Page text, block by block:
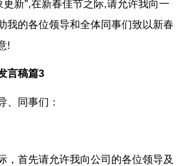
更新”,在新春佳节之际,请允许我向一
我的各位领导和全体同事们致以新春
!
言稿篇3
、同事们：
，首先请允许我向公司的各位领导及